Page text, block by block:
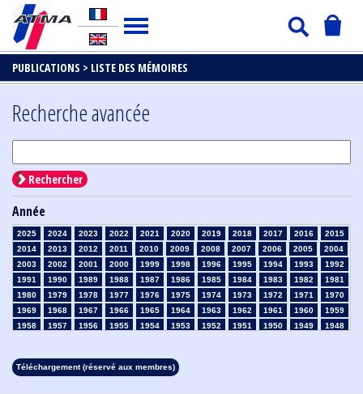
PUBLICATIONS > LISTE DES MÉMOIRES
Recherche avancée
Rechercher
Année
2025 2024 2023 2022 2021 2020 2019 2018 2017 2016
2015
2014
2013 2012 2011 2010 2009 2008 2007 2006 2005
2004
2003
2002 2001 2000 1999 1998 1996 1995 1994 1993
1992
1991
1990 1989 1988 1987 1986 1985 1984 1983 1982
1981
1980
1979 1978 1977 1976 1975 1974 1973 1972 1971
1970
1969
1968 1967 1966 1965 1964 1963 1962 1961 1960
1959
1958
1957 1956 1955 1954 1953 1952 1951 1950 1949
1948
1913
1912 1911 1910 1909 1908
Téléchargement (réservé aux membres)